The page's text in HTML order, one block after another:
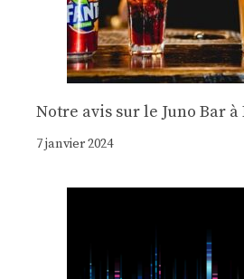
Notre avis sur le Juno Bar
7 janvier 2024